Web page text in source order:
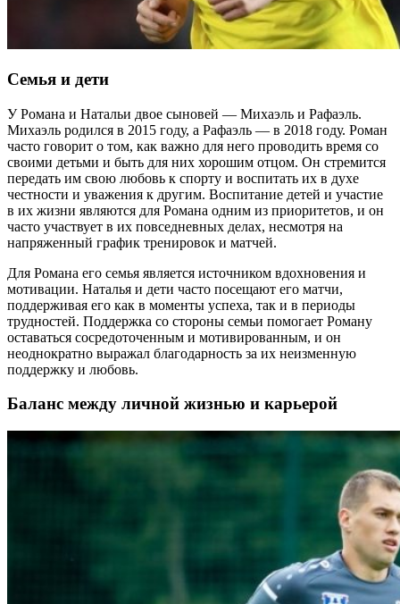
Семья и дети
У Романа и Натальи двое сыновей — Михаэль и Рафаэль.
Михаэль родился в 2015 году, а Рафаэль — в 2018 году. Роман
часто говорит о том, как важно для него проводить время со
своими детьми и быть для них хорошим отцом. Он стремится
передать им свою любовь к спорту и воспитать их в духе
честности и уважения к другим. Воспитание детей и участие
в их жизни являются для Романа одним из приоритетов, и он
часто участвует в их повседневных делах, несмотря на
напряженный график тренировок и матчей.
Для Романа его семья является источником вдохновения и
мотивации. Наталья и дети часто посещают его матчи,
поддерживая его как в моменты успеха, так и в периоды
трудностей. Поддержка со стороны семьи помогает Роману
оставаться сосредоточенным и мотивированным, и он
неоднократно выражал благодарность за их неизменную
поддержку и любовь.
Баланс между личной жизнью и карьерой